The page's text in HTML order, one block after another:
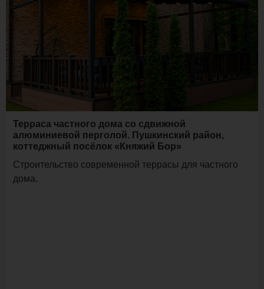
Терраса частного дома со сдвижной
алюминиевой перголой. Пушкинский район,
коттеджный посёлок «Княжий Бор»
Строительство современной террасы для частного
дома.